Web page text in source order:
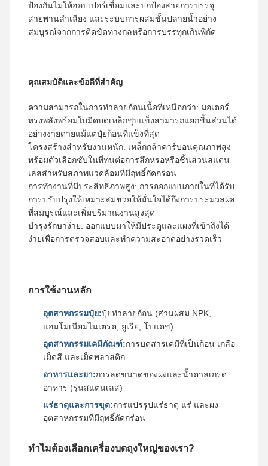
ป้องกันไม่ให้ฮอปเปอร์เชื่อมและปกป้องสายการบรรจุ
สายพานลำเลียง และระบบการผสมขั้นปลายน้ำอย่าง
สมบูรณ์จากการติดขัดทางกลหรือการบรรทุกเกินพิกัด
คุณสมบัติและข้อดีที่สำคัญ
ความสามารถในการทำลายก้อนเนื้อที่เหนือกว่า: มอเตอร์
ทรงพลังพร้อมใบมีดบดเหล็กชุบแข็งสามารถแยกชิ้นส่วนได้
อย่างง่ายดายแม้แต่ปุ๋ยก้อนที่แข็งที่สุด
โครงสร้างสำหรับงานหนัก: เหล็กกล้าคาร์บอนคุณภาพสูง
พร้อมตัวเลือกซับในที่ทนต่อการสึกหรอหรือชิ้นส่วนสแตน
เลสสำหรับสภาพแวดล้อมที่มีฤทธิ์กัดกร่อน
การทำงานที่มีประสิทธิภาพสูง: การออกแบบภายในที่ได้รับ
การปรับปรุงให้เหมาะสมช่วยให้มั่นใจได้ถึงการประมวลผล
ที่สมบูรณ์และเพิ่มปริมาณงานสูงสุด
บำรุงรักษาง่าย: ออกแบบมาให้มีประตูและแผงที่เข้าถึงได้
ง่ายเพื่อการตรวจสอบและทำความสะอาดอย่างรวดเร็ว
การใช้งานหลัก
อุตสาหกรรมปุ๋ย:ปุ๋ยทำลายก้อน (ส่วนผสม NPK,
แอมโมเนียมไนเตรต, ยูเรีย, โปแตช)
อุตสาหกรรมเคมีภัณฑ์:การบดสารเคมีที่เป็นก้อน เกลือ
เม็ดสี และเม็ดพลาสติก
อาหารและยา:การลดขนาดของผงและน้ำตาลเกรด
อาหาร (รุ่นสแตนเลส)
แร่ธาตุและการขุด:การแปรรูปแร่ธาตุ แร่ และผง
อุตสาหกรรมที่มีฤทธิ์กัดกร่อน
ทำไมต้องเลือกเครื่องบดถุงใหญ่ของเรา?